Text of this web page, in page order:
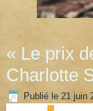
« Le prix
Charlotte
Publié le 21 juin